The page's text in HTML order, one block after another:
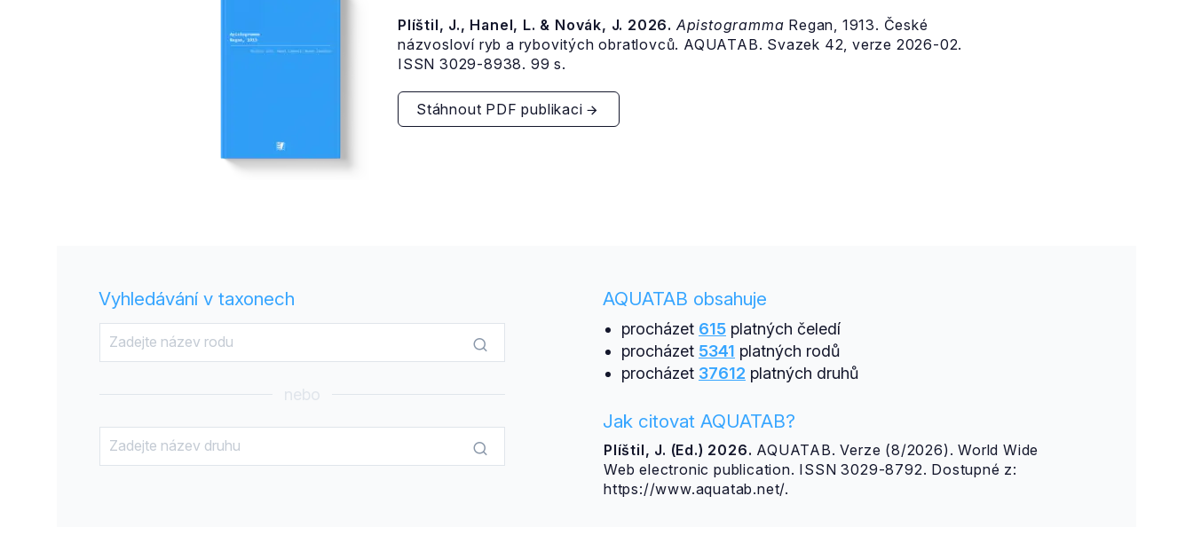
Plíštil, J., Hanel, L. & Novák, J. 2026. Apistogramma Regan, 1913. České
názvosloví ryb a rybovitých obratlovců. AQUATAB. Svazek 42, verze 2026-02.
ISSN 3029-8938. 99 s.
Stáhnout PDF publikaci
Vyhledávání v taxonech
nebo
AQUATAB obsahuje
procházet 615platných čeledí
procházet 5341 platných rodů
procházet 37612 platných druhů
Jak citovat AQUATAB?
Plíštil, J. (Ed.) 2026. AQUATAB. Verze (8/2026). World Wide
Web electronic publication. ISSN 3029-8792. Dostupné z:
https://www.aquatab.net/.